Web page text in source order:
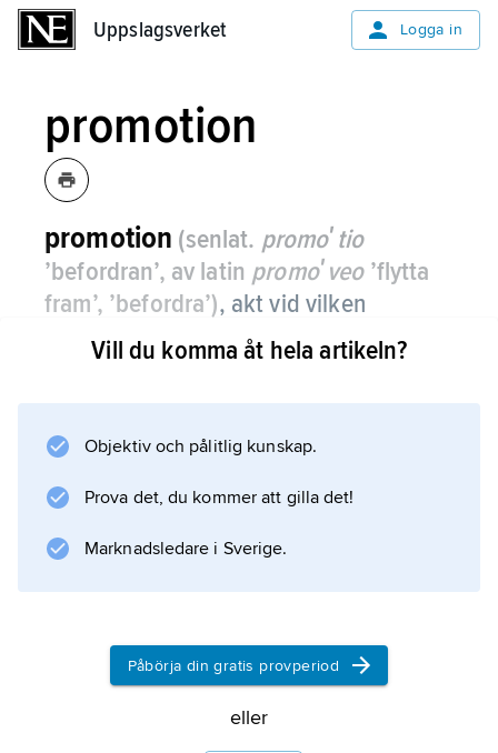
Uppslagsverket Logga in
promotion
promotion (senlat. promoʹtio
’befordran’, av latin promoʹveo’flytta
fram’, ’befordra’), akt vid vilken
personer promoveras till doktorer, se
doktorspromotion; se även
Vill du komma åt hela artikeln?
Objektiv och pålitlig kunskap.
Prova det, du kommer att gilla det!
Marknadsledare i Sverige.
Påbörja din gratis provperiod
eller